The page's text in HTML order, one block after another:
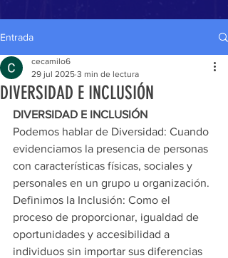
Entrada
DIVERSIDAD E INCLUSIÓN
cecamilo6
29 jul 2025 3 min de lectura
DIVERSIDAD E INCLUSIÓN
Podemos hablar de Diversidad: Cuando
evidenciamos la presencia de personas
con características físicas, sociales y
personales en un grupo u organización.
Definimos la Inclusión: Como el
proceso de proporcionar, igualdad de
oportunidades y accesibilidad a
individuos sin importar sus diferencias